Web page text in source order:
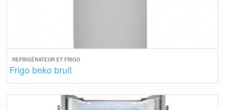
REFRIGÉRATEUR ET FRIGO
Frigo beko bruit